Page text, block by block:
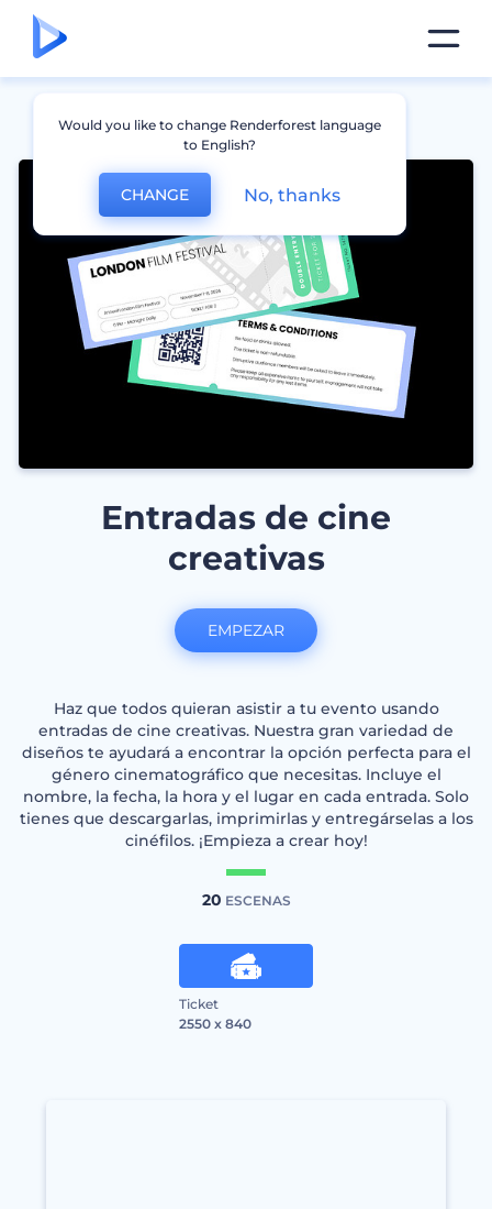
Entradas de cine
creativas
Haz que todos quieran asistir a tu evento usando
entradas de cine creativas. Nuestra gran variedad de
diseños te ayudará a encontrar la opción perfecta para el
género cinematográfico que necesitas. Incluye el
nombre, la fecha, la hora y el lugar en cada entrada. Solo
tienes que descargarlas, imprimirlas y entregárselas a los
cinéfilos. ¡Empieza a crear hoy!
20 ESCENAS
Ticket
2550 x 840
EMPEZAR
Would you like to change Renderforest language
to English?
CHANGE No, thanks